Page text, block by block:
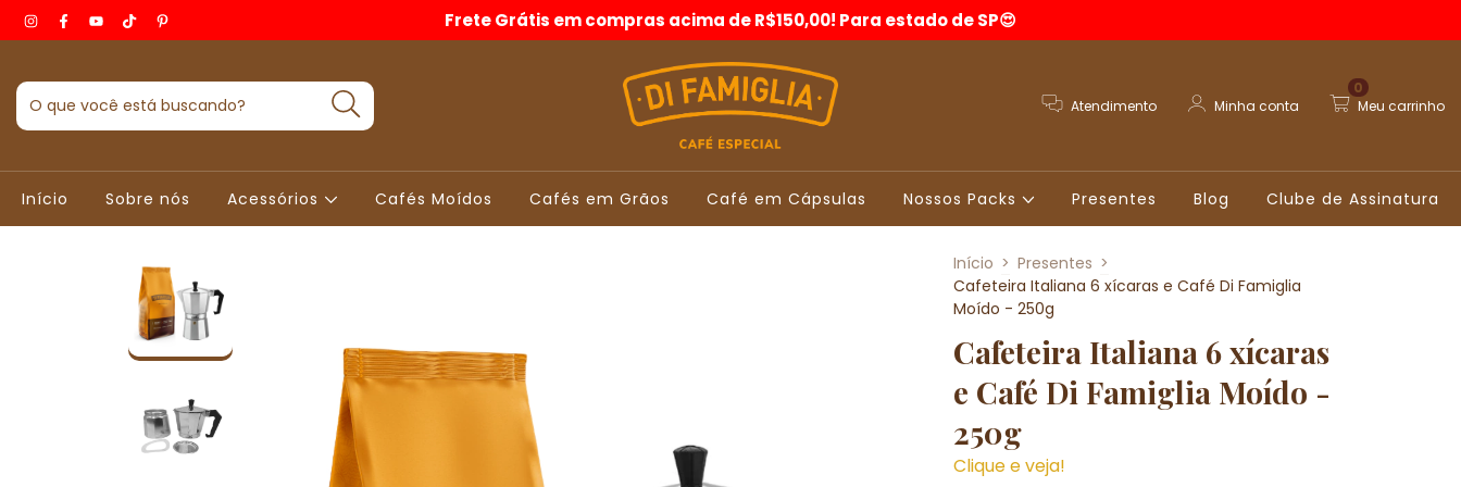
Frete Grátis em compras acima de R$150,00! Para estado de SP😍
Atendimento Minha conta Meu carrinho
0
Início Sobre nós Acessórios Cafés Moídos Cafés em Grãos Café em Cápsulas Nossos Packs Presentes Blog Clube de Assinatura
Início > Presentes >
Cafeteira Italiana 6 xícaras e Café Di Famiglia
Moído - 250g
Cafeteira Italiana 6 xícaras
e Café Di Famiglia Moído -
250g
Clique e veja!